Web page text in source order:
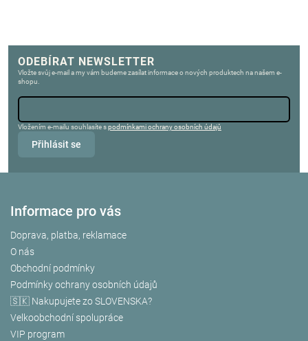
ODEBÍRAT NEWSLETTER
Vložte svůj e-mail a my vám budeme zasílat informace o nových produktech na našem e-
shopu.
Vložením e-mailu souhlasíte spodmínkami ochrany osobních údajů
Přihlásit se
Informace pro vás
Doprava, platba, reklamace
O nás
Obchodní podmínky
Podmínky ochrany osobních údajů
🇸🇰 Nakupujete zo SLOVENSKA?
Velkoobchodní spolupráce
VIP program